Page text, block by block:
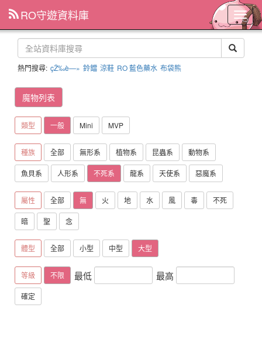
主
選
單
RO守遊資料庫
熱門搜尋: çŽ‰è—» 鈴鐺 涼鞋 RO 藍色藥水 布袋熊
魔物列表
類型 一般 Mini MVP
種族 全部 無形系 植物系 昆蟲系 動物系
魚貝系 人形系 不死系 龍系 天使系 惡魔系
屬性 全部 無 火 地 水 風 毒 不死
暗 聖 念
體型 全部 小型 中型 大型
等級 不限 最低 最高
確定